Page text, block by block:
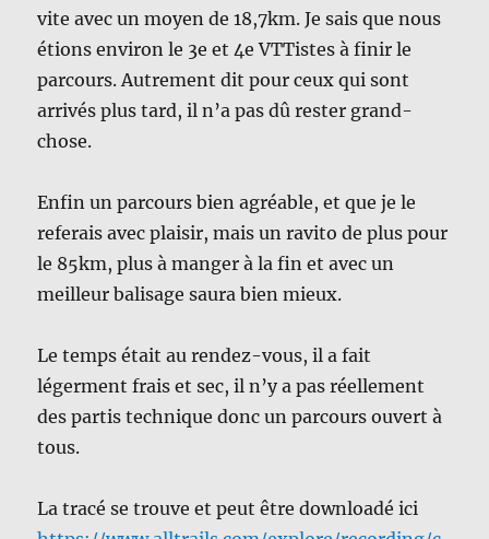
vite avec un moyen de 18,7km. Je sais que nous
étions environ le 3e et 4e VTTistes à finir le
parcours. Autrement dit pour ceux qui sont
arrivés plus tard, il n’a pas dû rester grand-
chose.
Enfin un parcours bien agréable, et que je le
referais avec plaisir, mais un ravito de plus pour
le 85km, plus à manger à la fin et avec un
meilleur balisage saura bien mieux.
Le temps était au rendez-vous, il a fait
légerment frais et sec, il n’y a pas réellement
des partis technique donc un parcours ouvert à
tous.
La tracé se trouve et peut être downloadé ici